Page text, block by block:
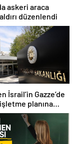
askeri araca
düzenlendi
İsrail’in Gazze’de
planına